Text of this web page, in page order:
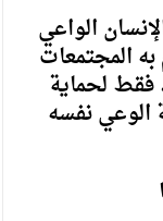
الواعي
المجتمعات
فقط لحماية
الوعي نفسه